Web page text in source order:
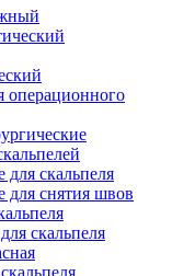
операционного
для скальпеля
для снятия швов
скальпеля